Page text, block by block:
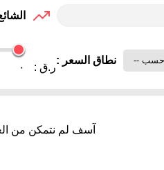
نطاق السعر :
ر.ق : ٠
آسف لم نتمكن من